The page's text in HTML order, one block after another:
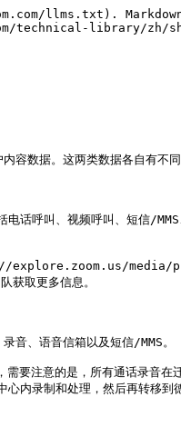
llms.txt).
library/zh/
数据。这两类数据各自有不同
呼叫、视频呼叫、短信/
explore.zoom.us/
取更多信息。
音、语音信箱以及短信/MMS。
要注意的是，所有通话录音
内录制和处理，然后再转移到